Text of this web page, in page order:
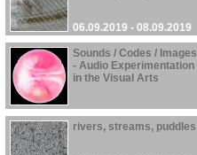
06.09.2019 - 08.09.2019
Sounds / Codes / Images
- Audio Experimentation
in the Visual Arts
06.06.2019 - 10.10.2019
rivers, streams, puddles